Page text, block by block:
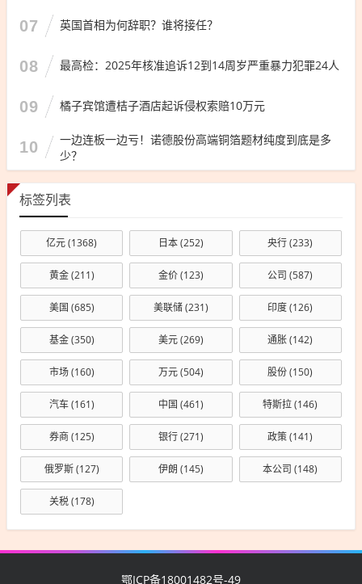
07 英国首相为何辞职？谁将接任？
08 最高检：2025年核准追诉12到14周岁严重暴力犯罪24人
09 橘子宾馆遭桔子酒店起诉侵权索赔10万元
10
一边连板一边亏！诺德股份高端铜箔题材纯度到底是多
少？
标签列表
亿元(1368) 日本(252) 央行(233)
黄金(211) 金价(123) 公司 (587)
美国 (685) 美联储(231) 印度(126)
基金(350) 美元(269) 通胀(142)
市场(160) 万元(504) 股份(150)
汽车(161) 中国 (461) 特斯拉(146)
券商(125) 银行(271) 政策(141)
俄罗斯(127) 伊朗 (145) 本公司 (148)
关税(178)
鄂ICP备18001482号-49